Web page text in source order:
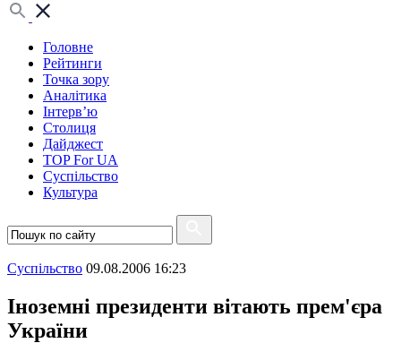
Головне
Рейтинги
Точка зору
Аналітика
Інтерв’ю
Столиця
Дайджест
TOP For UA
Суспiльство
Культура
Суспiльство 09.08.2006 16:23
Іноземні президенти вітають прем'єра
України